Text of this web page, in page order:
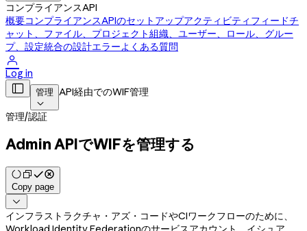
コンプライアンスAPI
概要コンプライアンスAPIのセットアップアクティビティフィードチ
ャット、ファイル、プロジェクト組織、ユーザー、ロール、グルー
プ、設定統合の設計エラーよくある質問

Log in
 管理

API経由でのWIF管理
管理/認証
Admin APIでWIFを管理する
Copy page

インフラストラクチャ・アズ・コードやCIワークフローのために、